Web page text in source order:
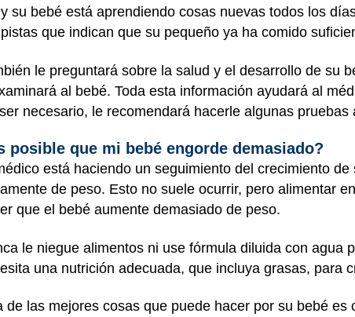
y su bebé está aprendiendo cosas nuevas todos los
pistas que indican que su pequeño ya ha comido
le preguntará sobre la salud y el desarrollo de su
al bebé. Toda esta información ayudará al
necesario, le recomendará hacerle algunas pruebas
posible que mi bebé engorde demasiado?
está haciendo un seguimiento del crecimiento
de peso. Esto no suele ocurrir, pero alimentar
que el bebé aumente demasiado de peso.
le niegue alimentos ni use fórmula diluida con
una nutrición adecuada, que incluya grasas, para
de las mejores cosas que puede hacer por su bebé